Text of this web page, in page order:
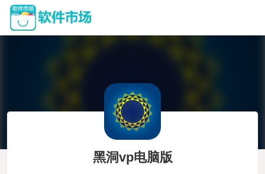
黑洞vp电脑版